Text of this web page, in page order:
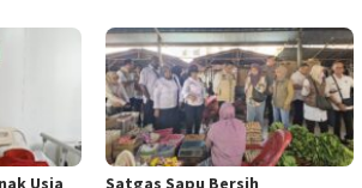
Usia
Satgas Sapu Bersih